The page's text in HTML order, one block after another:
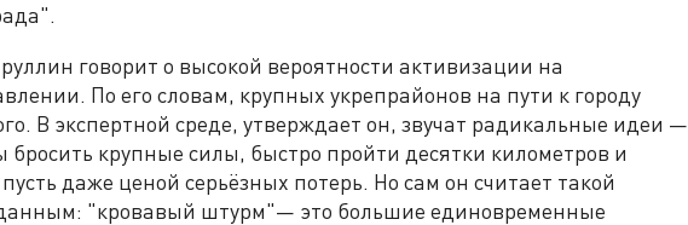
говорит о высокой вероятности активизации на
По его словам, крупных укрепрайонов на пути к городу
В экспертной среде, утверждает он, звучат радикальные идеи —
крупные силы, быстро пройти десятки километров и
даже ценой серьёзных потерь. Но сам он считает такой
"кровавый штурм"— это большие единовременные